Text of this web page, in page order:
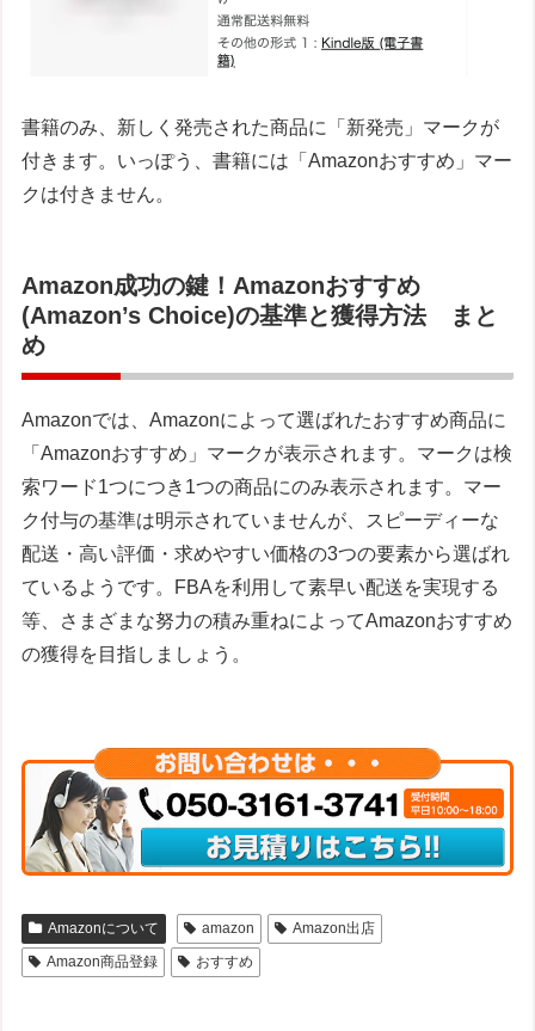
書籍のみ、新しく発売された商品に「新発売」マークが
付きます。いっぽう、書籍には「Amazonおすすめ」マー
クは付きません。
Amazon成功の鍵！Amazonおすすめ
(Amazon’s Choice)の基準と獲得方法 まと
め
Amazonでは、Amazonによって選ばれたおすすめ商品に
「Amazonおすすめ」マークが表示されます。マークは検
索ワード1つにつき1つの商品にのみ表示されます。マー
ク付与の基準は明示されていませんが、スピーディーな
配送・高い評価・求めやすい価格の3つの要素から選ばれ
ているようです。FBAを利用して素早い配送を実現する
等、さまざまな努力の積み重ねによってAmazonおすすめ
の獲得を目指しましょう。
Amazonについて amazon
Amazon出店
Amazon商品登録
おすすめ